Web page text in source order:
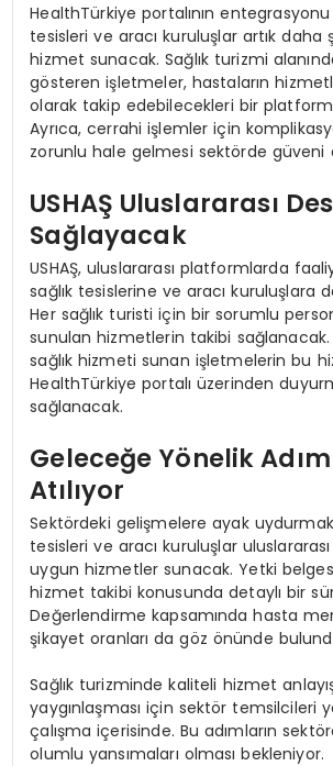
HealthTürkiye portalının entegrasyonu
tesisleri ve aracı kuruluşlar artık
hizmet sunacak. Sağlık turizmi
gösteren işletmeler, hastaların
olarak takip edebilecekleri bir
Ayrıca, cerrahi işlemler için
zorunlu hale gelmesi sektörde güveni
USHAŞ Uluslararası
Sağlayacak
USHAŞ, uluslararası platformlarda
sağlık tesislerine ve aracı kuruluşlara
Her sağlık turisti için bir sorumlu
sunulan hizmetlerin takibi sağlanacak.
sağlık hizmeti sunan işletmelerin bu
HealthTürkiye portalı üzerinden
sağlanacak.
Geleceğe Yönelik
Atılıyor
Sektördeki gelişmelere ayak uydurmak
tesisleri ve aracı kuruluşlar
uygun hizmetler sunacak. Yetki
hizmet takibi konusunda detaylı bir
Değerlendirme kapsamında hasta
şikayet oranları da göz önünde
Sağlık turizminde kaliteli hizmet
yaygınlaşması için sektör temsilcileri
çalışma içerisinde. Bu adımların
olumlu yansımaları olması bekleniyor.